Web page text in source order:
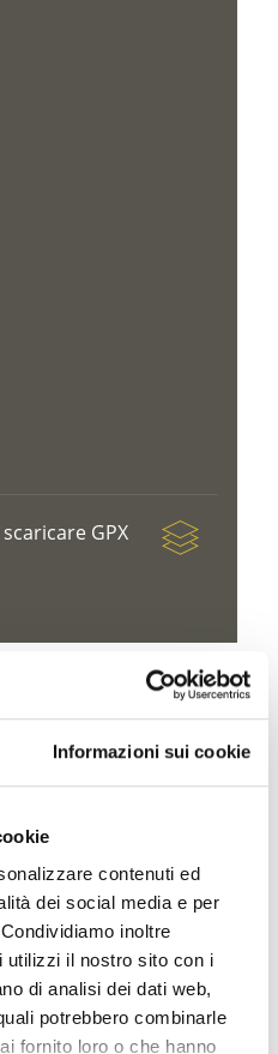
Informazioni sui cookie
contenuti ed
dei social media e per
inoltre
utilizzi il nostro sito con i
di analisi dei dati web,
potrebbero combinarle
fornito loro o che hanno
scaricare GPX